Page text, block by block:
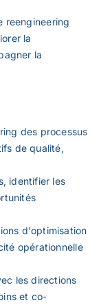
reengineering
la
la
des processus
de qualité,
identifier les
d'optimisation
opérationnelle
les directions
et co-